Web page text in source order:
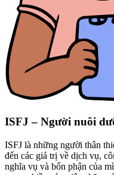
ISFJ – Người nuôi
ISFJ là những người thân
đến các giá trị về dịch vụ,
nghĩa vụ và bổn phận của